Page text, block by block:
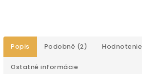
Popis Podobné (2) Hodnotenie
Ostatné informácie